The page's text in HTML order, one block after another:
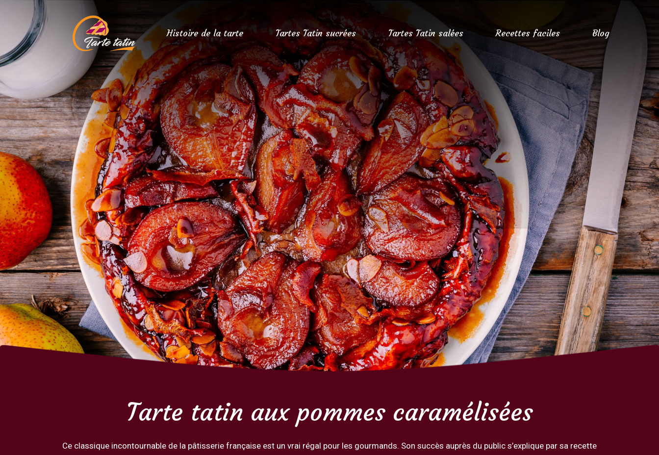
Histoire de la tarte Tartes Tatin sucrées Tartes Tatin salées Recettes faciles Blog
Tarte tatin aux pommes caramélisées
Ce classique incontournable de la pâtisserie française est un vrai régal pour les gourmands. Son succès auprès du public s’explique par sa recette